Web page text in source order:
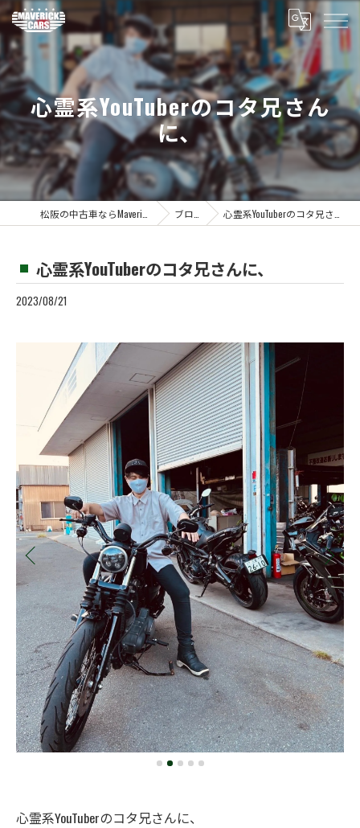
心霊系YouTuberのコタ兄さん
に、
ブログ 心霊系YouTuberのコタ兄さんに、
心霊系YouTuberのコタ兄さんに、
2023/08/21
心霊系YouTuberのコタ兄さんに、